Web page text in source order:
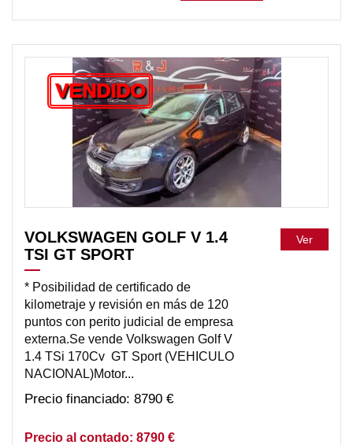
VENDIDO
VOLKSWAGEN GOLF V 1.4
TSI GT SPORT
* Posibilidad de certificado de
kilometraje y revisión en más de 120
puntos con perito judicial de empresa
externa.Se vende Volkswagen Golf V
1.4 TSi 170Cv GT Sport (VEHICULO
NACIONAL)Motor...
8790 €
8790 €
Ver